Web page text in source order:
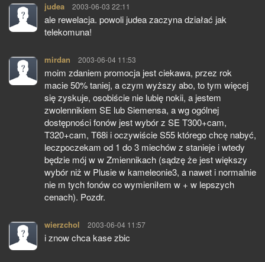
judea pisze:
2003-06-03 22:11
ale rewelacja. powoli judea zaczyna działać jak
telekomuna!
mirdan pisze:
2003-06-04 11:53
moim zdaniem promocja jest ciekawa, przez rok
macie 50% taniej, a czym wyższy abo, to tym więcej
się zyskuje, osobiście nie lubię nokii, a jestem
zwolennikiem SE lub Siemensa, a wg ogólnej
dostępności fonów jest wybór z SE T300+cam,
T320+cam, T68i i oczywiście S55 którego chcę nabyć,
leczpoczekam od 1 do 3 miechów z stanieje i wtedy
będzie mój w w Zmiennikach (sądzę że jest większy
wybór niż w Plusie w kameleonie3, a nawet i normalnie
nie m tych fonów co wymieniłem w + w lepszych
cenach). Pozdr.
wierzchol pisze:
2003-06-04 11:57
i znow chca kase zbic